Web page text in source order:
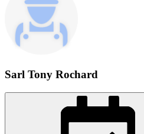
Sarl Tony Rochard